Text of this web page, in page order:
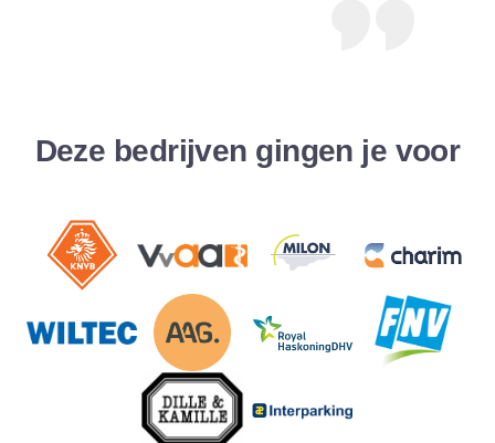
Deze bedrijven gingen je voor